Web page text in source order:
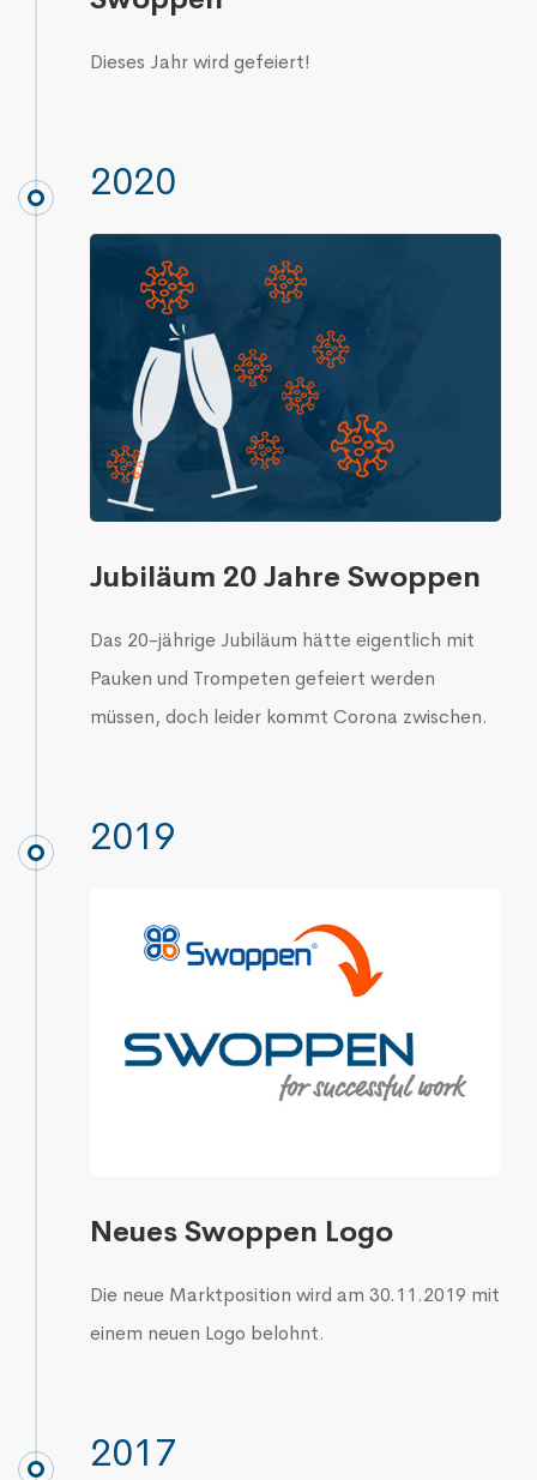
Dieses Jahr wird gefeiert!
2020
Jubiläum 20 Jahre Swoppen
Das 20-jährige Jubiläum hätte eigentlich mit
Pauken und Trompeten gefeiert werden
müssen, doch leider kommt Corona zwischen.
2019
Neues Swoppen Logo
Die neue Marktposition wird am 30.11.2019 mit
einem neuen Logo belohnt.
2017